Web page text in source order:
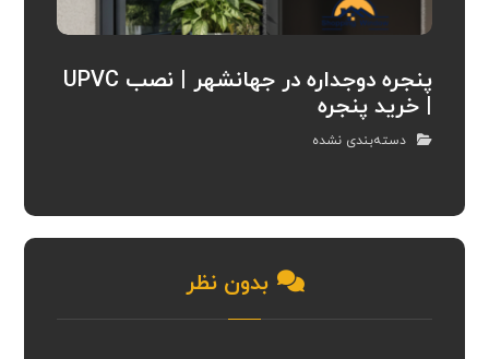
پنجره دوجداره در جهانشهر | نصب UPVC
| خرید پنجره
دسته‌بندی نشده
بدون نظر